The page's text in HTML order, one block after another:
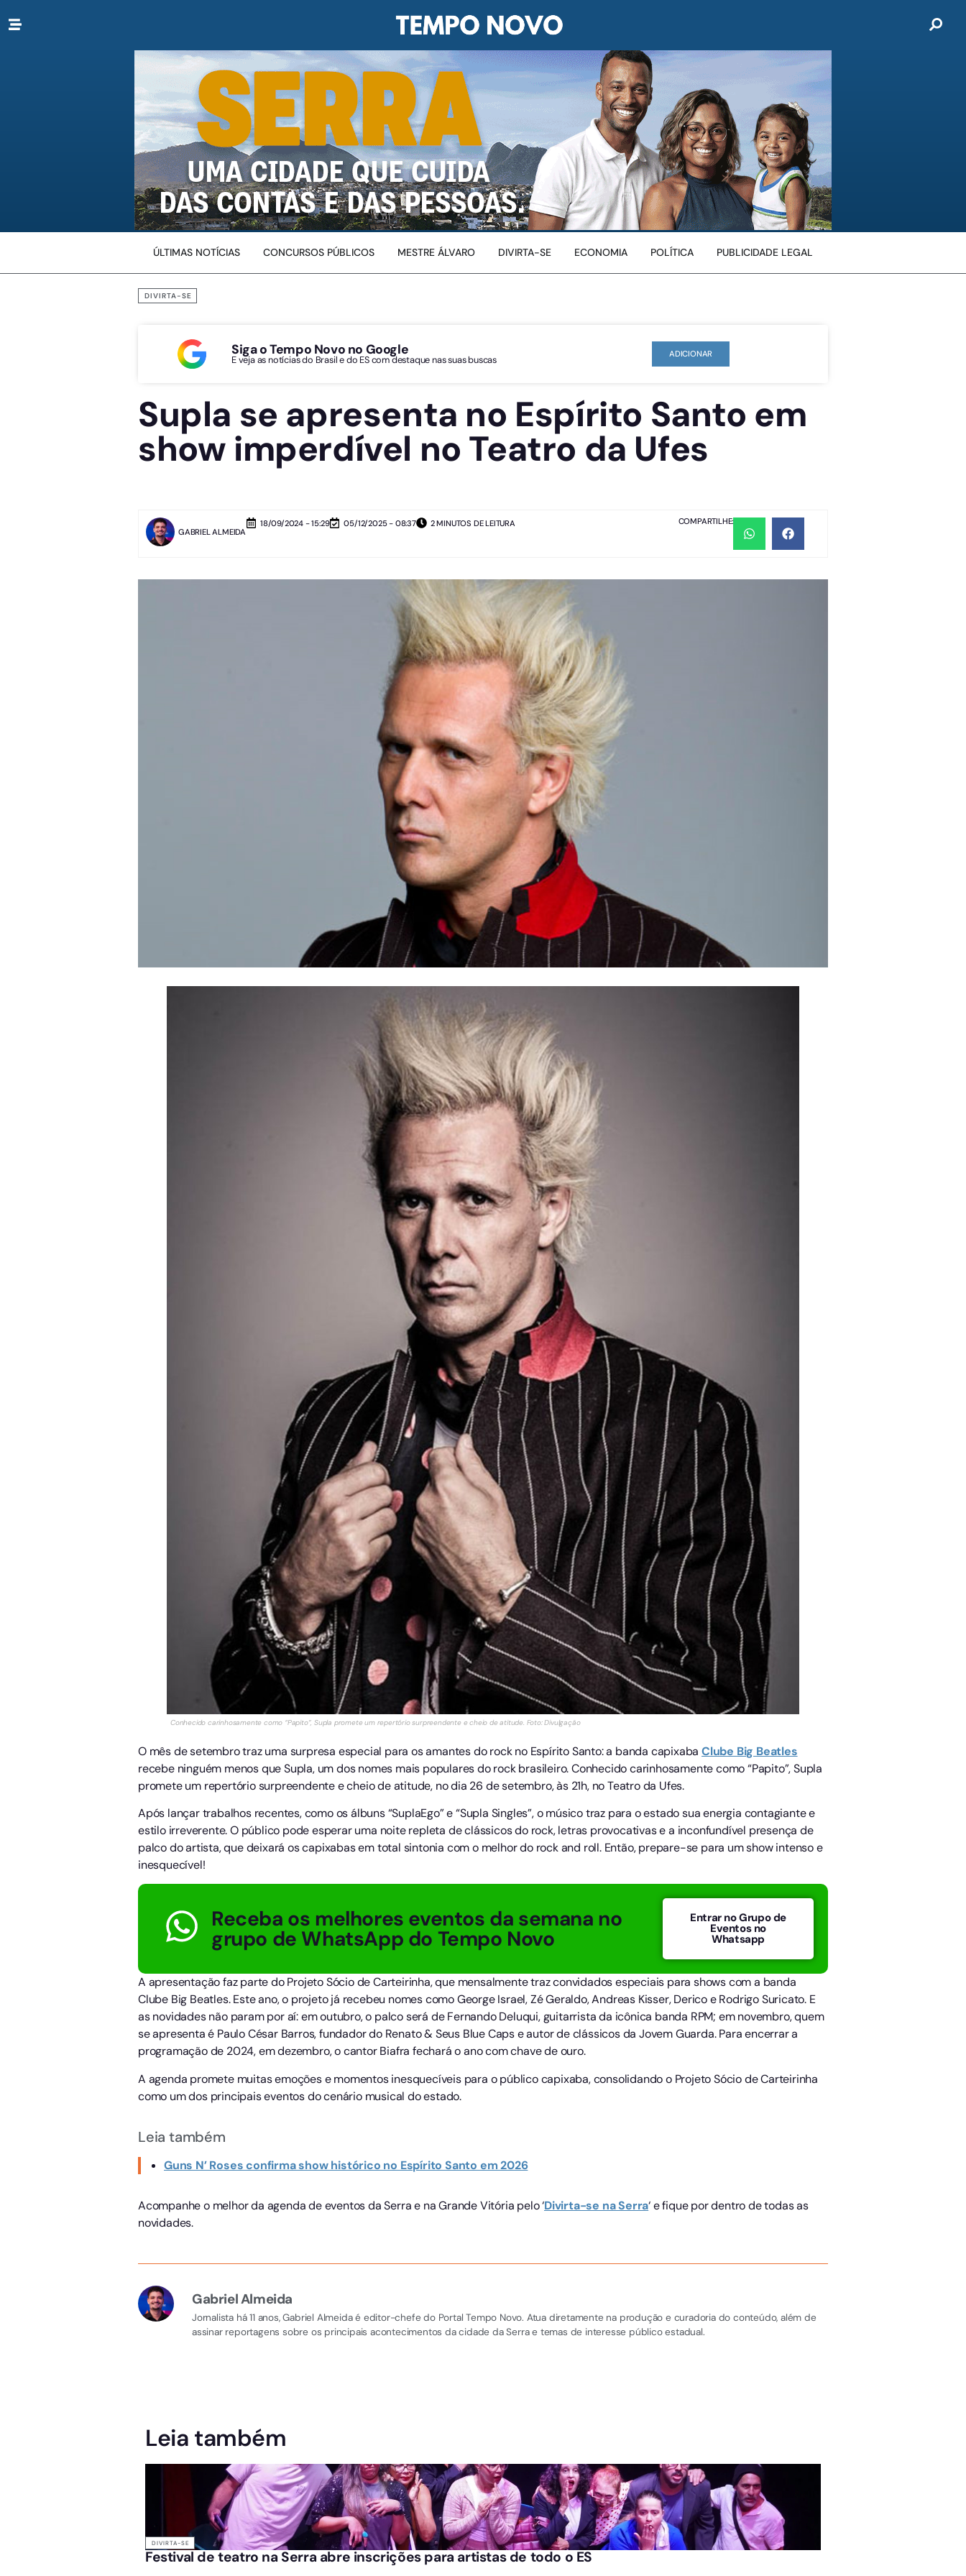
ÚLTIMAS NOTÍCIAS CONCURSOS PÚBLICOS MESTRE ÁLVARO DIVIRTA-SE ECONOMIA POLÍTICA PUBLICIDADE LEGAL
DIVIRTA-SE
Siga o Tempo Novo no Google
E veja as notícias do Brasil e do ES com destaque nas suas buscas ADICIONAR
Supla se apresenta no Espírito Santo em
show imperdível no Teatro da Ufes
GABRIEL ALMEIDA
18/09/2024 - 15:29 05/12/2025 - 08:37 2 MINUTOS DE LEITURA COMPARTILHE:
Conhecido carinhosamente como “Papito”, Supla promete um repertório surpreendente e cheio de atitude. Foto: Divulgação
O mês de setembro traz uma surpresa especial para os amantes do rock no Espírito Santo: a banda capixaba Clube Big Beatles
recebe ninguém menos que Supla, um dos nomes mais populares do rock brasileiro. Conhecido carinhosamente como “Papito”, Supla
promete um repertório surpreendente e cheio de atitude, no dia 26 de setembro, às 21h, no Teatro da Ufes.
Após lançar trabalhos recentes, como os álbuns “SuplaEgo” e “Supla Singles”, o músico traz para o estado sua energia contagiante e
estilo irreverente. O público pode esperar uma noite repleta de clássicos do rock, letras provocativas e a inconfundível presença de
palco do artista, que deixará os capixabas em total sintonia com o melhor do rock and roll. Então, prepare-se para um show intenso e
inesquecível!
Receba os melhores eventos da semana no
grupo de WhatsApp do Tempo Novo
Entrar no Grupo de
Eventos no
Whatsapp
A apresentação faz parte do Projeto Sócio de Carteirinha, que mensalmente traz convidados especiais para shows com a banda
Clube Big Beatles. Este ano, o projeto já recebeu nomes como George Israel, Zé Geraldo, Andreas Kisser, Derico e Rodrigo Suricato. E
as novidades não param por aí: em outubro, o palco será de Fernando Deluqui, guitarrista da icônica banda RPM; em novembro, quem
se apresenta é Paulo César Barros, fundador do Renato & Seus Blue Caps e autor de clássicos da Jovem Guarda. Para encerrar a
programação de 2024, em dezembro, o cantor Biafra fechará o ano com chave de ouro.
A agenda promete muitas emoções e momentos inesquecíveis para o público capixaba, consolidando o Projeto Sócio de Carteirinha
como um dos principais eventos do cenário musical do estado.
Leia também
Guns N’ Roses confirma show histórico no Espírito Santo em 2026
Acompanhe o melhor da agenda de eventos da Serra e na Grande Vitória pelo ‘Divirta-se na Serra‘ e fique por dentro de todas as
novidades.
Gabriel Almeida
Jornalista há 11 anos, Gabriel Almeida é editor-chefe do Portal Tempo Novo. Atua diretamente na produção e curadoria do conteúdo, além de
assinar reportagens sobre os principais acontecimentos da cidade da Serra e temas de interesse público estadual.
Leia também
DIVIRTA-SE
Festival de teatro na Serra abre inscrições para artistas de todo o ES